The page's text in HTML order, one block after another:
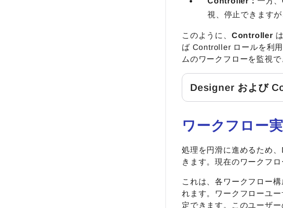
視、停止できます
このように、 Controller
ば Controller ロールを利
ムのワークフローを監視で
Designer および
ワークフロー
処理を円滑に進めるため
きます。現在のワークフ
これは、各ワークフロー
れます。ワークフローユ
定できます。このユーザ